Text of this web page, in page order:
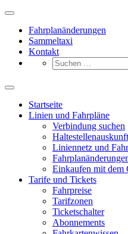
Zum
springenFahrplanänderungen
Sammeltaxi
Kontakt
Suchen
nach:
Startseite
Linien und Fahrpläne
Verbindung suchen
Haltestellenauskunft
Liniennetz und
Einkaufen mit dem
Tarife und Tickets
Fahrpreise
Tarifzonen
Ticketschalter
Abonnements